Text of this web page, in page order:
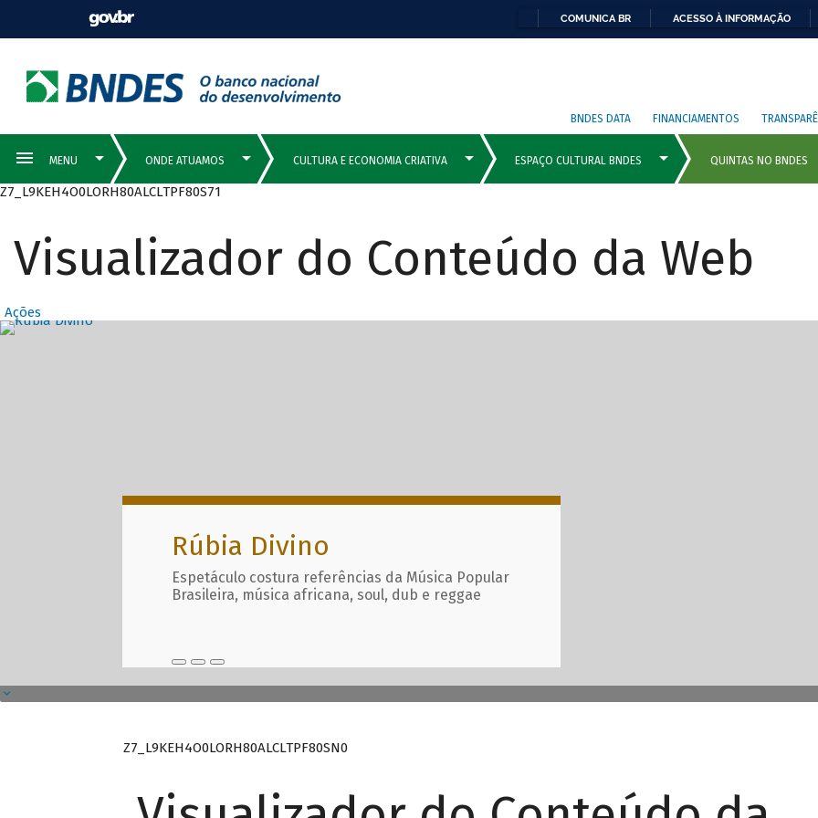
COMUNICA BR ACESSO À INFORMAÇÃO
BNDES DATA FINANCIAMENTOS
Z7_L9KEH4O0LORH80ALCLTPF80S71
Visualizador do Conteúdo da Web
Ações
Destaques Principais com
Rúbia Divino
Espetáculo costura referências da Música Popular
Brasileira, música africana, soul, dub e reggae
Z7_L9KEH4O0LORH80ALCLTPF80SN0